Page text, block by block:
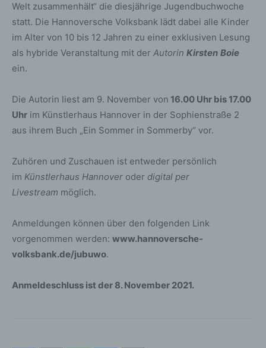
Welt zusammenhält“ die diesjährige Jugendbuchwoche
statt. Die Hannoversche Volksbank lädt dabei alle Kinder
im Alter von 10 bis 12 Jahren zu einer exklusiven Lesung
als hybride Veranstaltung mit der Autorin Kirsten Boie
ein.
Die Autorin liest am 9. November von 16.00 Uhr bis 17.00
Uhr im Künstlerhaus Hannover in der Sophienstraße 2
aus ihrem Buch „Ein Sommer in Sommerby“ vor.
Zuhören und Zuschauen ist entweder persönlich
im Künstlerhaus Hannover oder digital per
Livestream möglich.
Anmeldungen können über den folgenden Link
vorgenommen werden: www.hannoversche-
volksbank.de/jubuwo.
Anmeldeschluss ist der 8. November 2021.